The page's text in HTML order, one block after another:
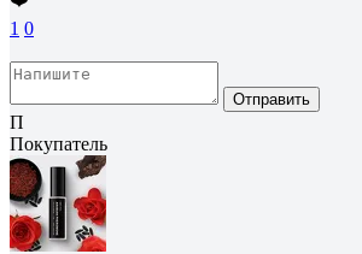
1 0
Отправить
П
Покупатель